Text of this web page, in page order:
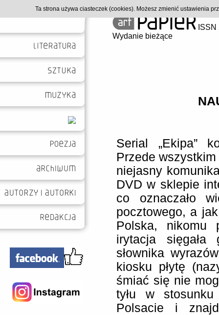
Wydanie bieżące
Serial „Ekipa”
Przede
niejasny
DVD w sklepie
co oznaczało
pocztowego, a
Polska, nikomu
irytacja sięgała
słownika
kiosku płytę
śmiać się nie
tyłu w
Polsacie i
Ta strona używa ciasteczek (cookies). Możesz zmienić ustawienia